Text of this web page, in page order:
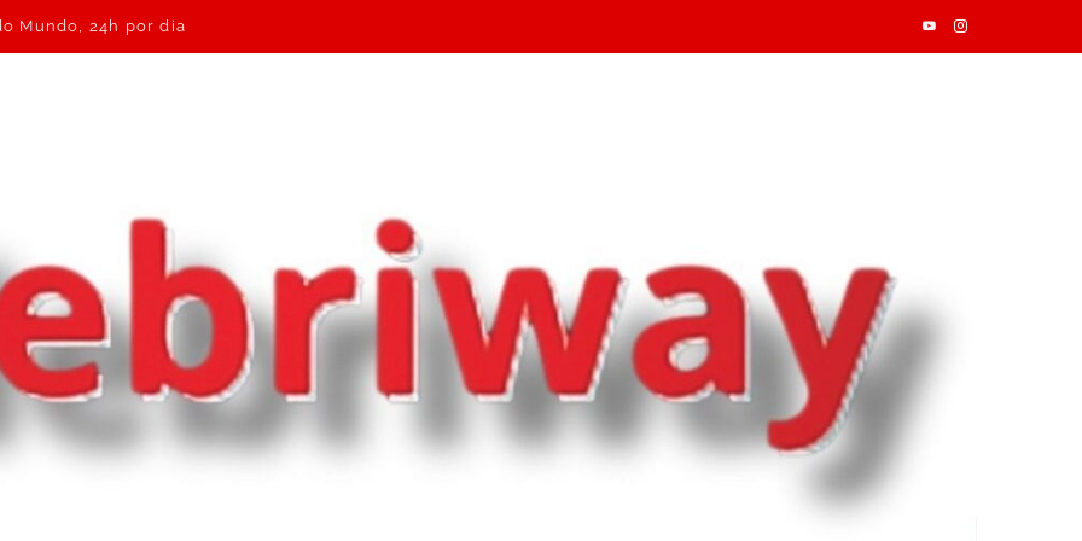
Mundo, 24h por dia